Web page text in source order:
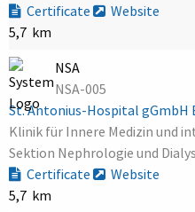
Certificate
Website
5,7 km
NSA
NSA-005
St. Antonius-Hospital gGmbH
Klinik für Innere Medizin und
Sektion Nephrologie und
Certificate
Website
5,7 km